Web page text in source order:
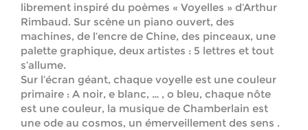
librement inspiré du poèmes « Voyelles » d’Arthur
Rimbaud. Sur scène un piano ouvert, des
machines, de l’encre de Chine, des pinceaux, une
palette graphique, deux artistes : 5 lettres et tout
s’allume.
Sur l’écran géant, chaque voyelle est une couleur
primaire : A noir, e blanc, … , o bleu, chaque nôte
est une couleur, la musique de Chamberlain est
une ode au cosmos, un émerveillement des sens .